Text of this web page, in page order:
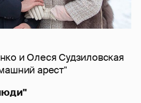
и Олеся Судзиловская
арест"